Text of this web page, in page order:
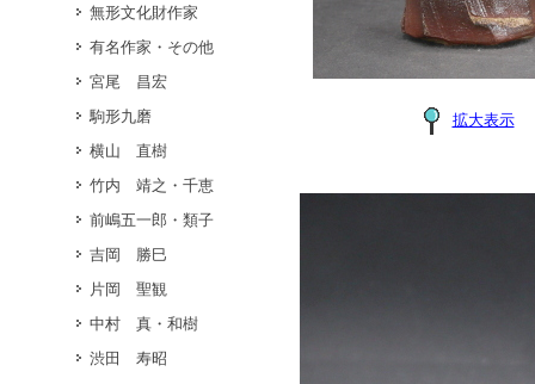
無形文化財作家
有名作家・その他
宮尾 昌宏
駒形九磨
横山 直樹
竹内 靖之・千恵
前嶋五一郎・類子
吉岡 勝巳
片岡 聖観
中村 真・和樹
渋田 寿昭
拡大表示